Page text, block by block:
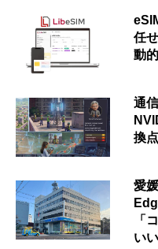
任
動
通
換点
愛
「
いい